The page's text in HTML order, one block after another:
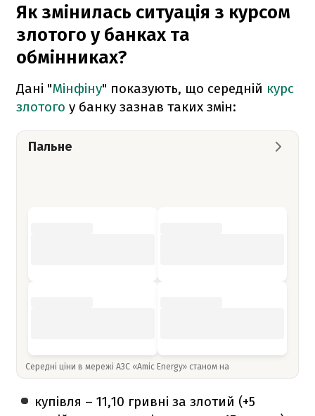
Як змінилась ситуація з курсом
злотого у банках та
обмінниках?
Дані "Мінфіну" показують, що середній курс
злотого у банку зазнав таких змін:
Пальне
Середні ціни в мережі АЗС «Amic Energy» станом на
купівля – 11,10 гривні за злотий (+5